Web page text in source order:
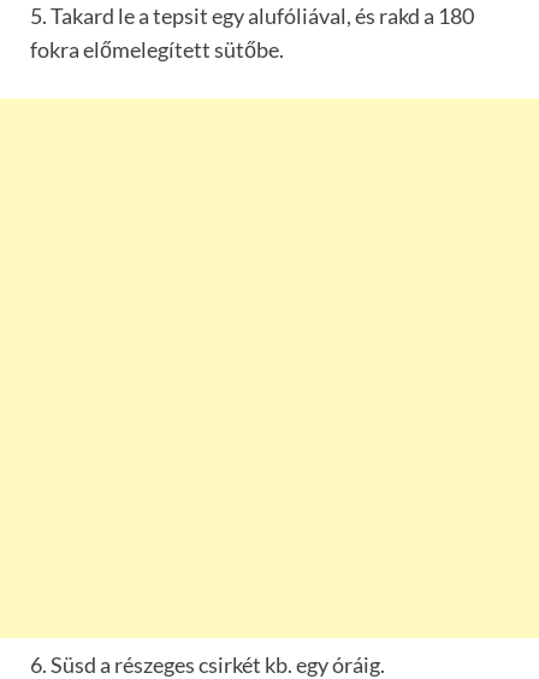
5. Takard le a tepsit egy alufóliával, és rakd a 180
fokra előmelegített sütőbe.
6. Süsd a részeges csirkét kb. egy óráig.